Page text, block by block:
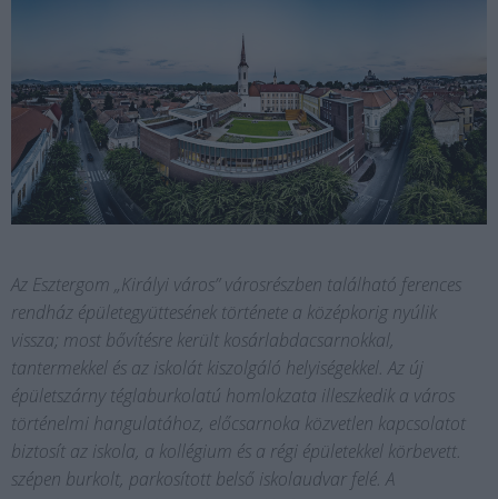
Az Esztergom „Királyi város” városrészben található ferences
rendház épületegyüttesének története a középkorig nyúlik
vissza; most bővítésre került kosárlabdacsarnokkal,
tantermekkel és az iskolát kiszolgáló helyiségekkel. Az új
épületszárny téglaburkolatú homlokzata illeszkedik a város
történelmi hangulatához, előcsarnoka közvetlen kapcsolatot
biztosít az iskola, a kollégium és a régi épületekkel körbevett.
szépen burkolt, parkosított belső iskolaudvar felé. A